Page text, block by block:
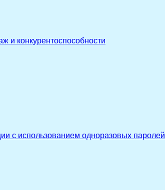
и конкурентоспособности
с использованием одноразовых паролей